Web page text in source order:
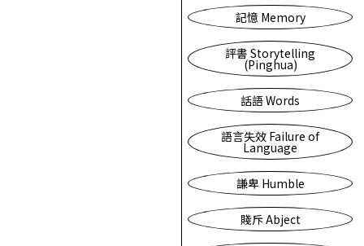
記憶 Memory
評書 Storytelling
(Pinghua)
話語 Words
語言失效 Failure of
Language
謙卑 Humble
賤斥 Abject